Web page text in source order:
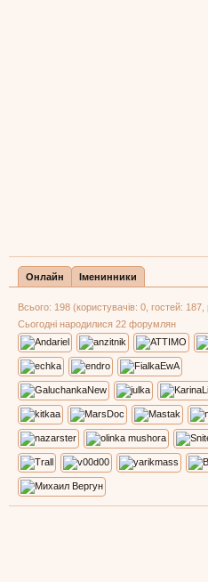
Онлайн Іменинники
Всього: 198 (користувачів: 0, гостей: 187,
Сьогодні народилися 22 форумлян